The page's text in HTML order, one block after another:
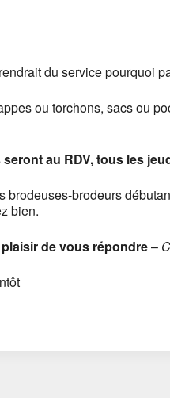
du service pourquoi
ou torchons, sacs ou
au RDV, tous les
brodeurs
bien.
de vous répondre–